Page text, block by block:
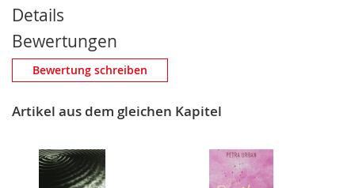
Details
Bewertungen
Eigene Bewertung schreiben
Nickname
Zusammenfassung
Bewertung schreiben
Artikel aus dem gleichen Kapitel